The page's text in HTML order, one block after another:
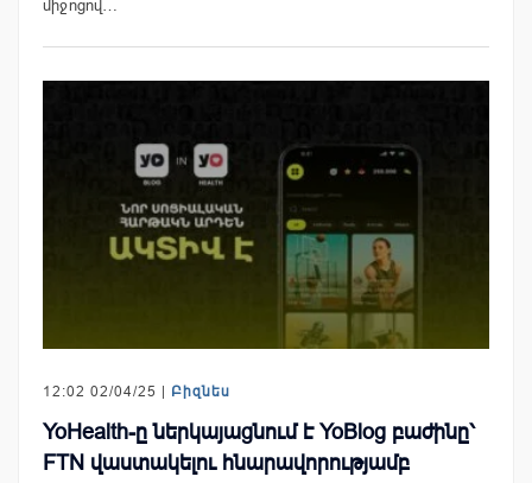
միջոցով…
12:02 02/04/25 | Բիզնես
YoHealth-ը ներկայացնում է YoBlog բաժինը՝
FTN վաստակելու հնարավորությամբ